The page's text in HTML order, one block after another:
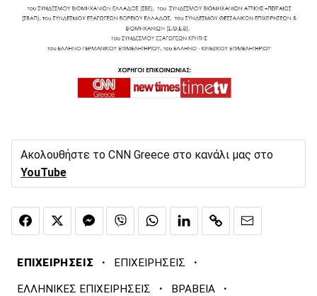
Ακολουθήστε το CNN Greece στο κανάλι μας στο
YouTube
ΕΠΙΧΕΙΡΗΣΕΙΣ · ΕΠΙΧΕΙΡΗΣΕΙΣ ·
ΕΛΛΗΝΙΚΕΣ ΕΠΙΧΕΙΡΗΣΕΙΣ · ΒΡΑΒΕΙΑ ·